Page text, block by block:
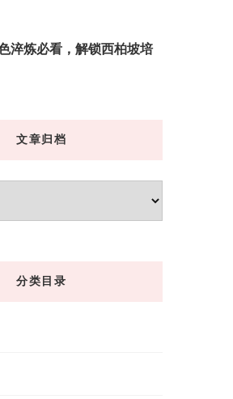
淬炼必看，解锁西柏坡培
文章归档
分类目录